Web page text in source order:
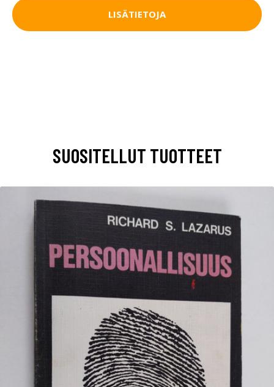
LISÄTIETOJA
SUOSITELLUT TUOTTEET